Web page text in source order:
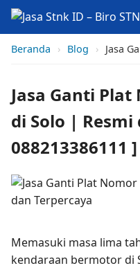
Beranda › Blog › Jasa
Jasa Ganti
di Solo |
088213386111 ]
Memasuki masa lima
kendaraan bermotor di